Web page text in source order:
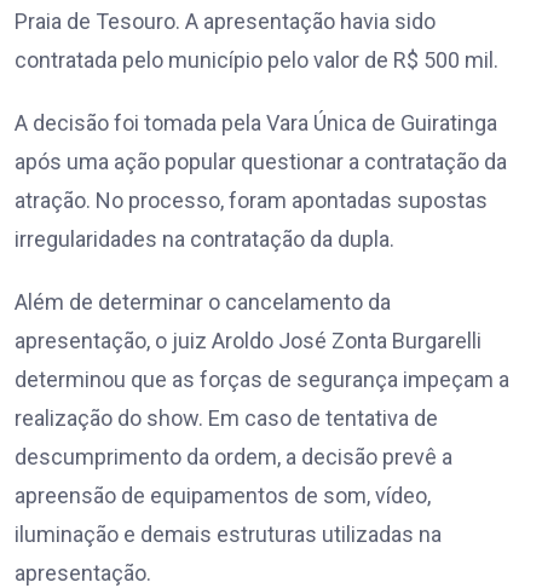
Praia de Tesouro. A apresentação havia sido
contratada pelo município pelo valor de R$ 500 mil.
A decisão foi tomada pela Vara Única de Guiratinga
após uma ação popular questionar a contratação da
atração. No processo, foram apontadas supostas
irregularidades na contratação da dupla.
Além de determinar o cancelamento da
apresentação, o juiz Aroldo José Zonta Burgarelli
determinou que as forças de segurança impeçam a
realização do show. Em caso de tentativa de
descumprimento da ordem, a decisão prevê a
apreensão de equipamentos de som, vídeo,
iluminação e demais estruturas utilizadas na
apresentação.